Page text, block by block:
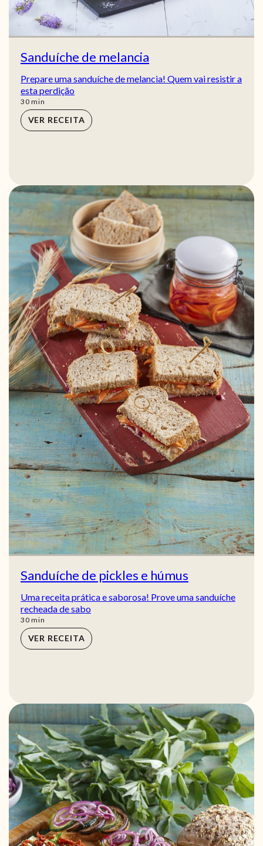
Sanduíche de melancia
Prepare uma sanduíche de melancia! Quem vai resistir a
esta perdição
30min
min
VER RECEITA
Sanduíche de pickles e húmus
Uma receita prática e saborosa! Prove uma sanduíche
recheada de sabo
30min
min
VER RECEITA